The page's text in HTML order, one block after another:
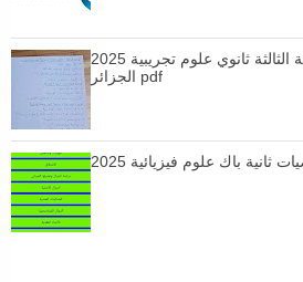
برنامج الفيزياء للسنة الثالثة ثانوي علوم تجريبية 2025
الجزائر pdf
باك علوم فيزيائية 2025